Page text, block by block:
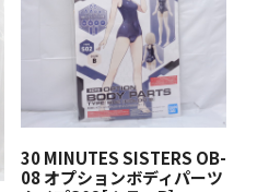
30 MINUTES SISTERS OB-
08 オプションボディパーツ